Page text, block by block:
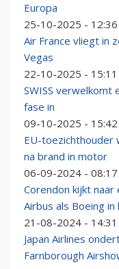
Europa
25-10-2025 - 12:36
Air France vliegt in
Vegas
22-10-2025 - 15:11
SWISS verwelkomt
fase in
09-10-2025 - 15:42
EU-toezichthouder
na brand in motor
06-09-2024 - 08:17
Corendon kijkt
Airbus als Boeing in
21-08-2024 - 14:31
Japan Airlines
Farnborough